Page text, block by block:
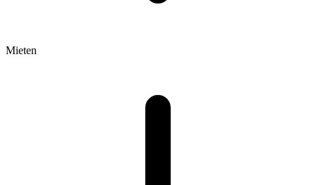
Mieten